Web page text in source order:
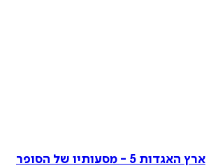
ארץ האגדות 5 - מסעותיו של הסופר